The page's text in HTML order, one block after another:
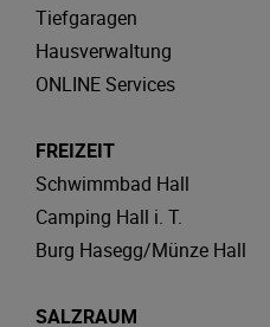
Tiefgaragen
Hausverwaltung
ONLINE Services
FREIZEIT
Schwimmbad Hall
Camping Hall i. T.
Burg Hasegg/Münze Hall
SALZRAUM